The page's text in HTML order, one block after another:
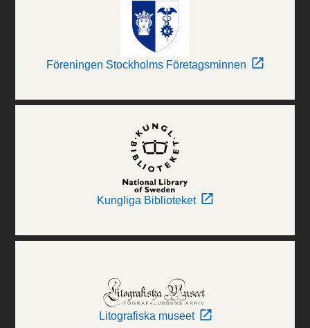
Föreningen Stockholms Företagsminnen
Kungliga Biblioteket
Litografiska museet